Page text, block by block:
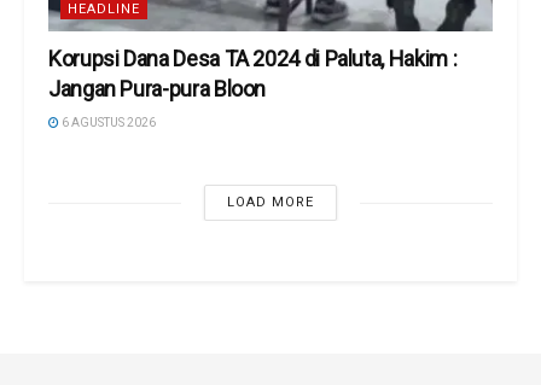
HEADLINE
Korupsi Dana Desa TA 2024 di Paluta, Hakim :
Jangan Pura-pura Bloon
6 AGUSTUS 2026
LOAD MORE